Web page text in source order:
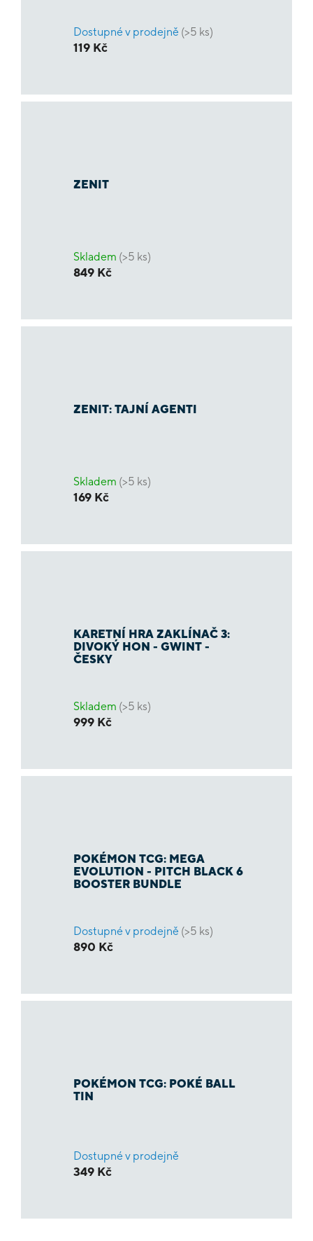
Dostupné v prodejně (>5 ks)
119 Kč
ZENIT
Skladem (>5 ks)
849 Kč
ZENIT: TAJNÍ AGENTI
Skladem (>5 ks)
169 Kč
KARETNÍ HRA ZAKLÍNAČ 3:
DIVOKÝ HON - GWINT -
ČESKY
Skladem (>5 ks)
999 Kč
POKÉMON TCG: MEGA
EVOLUTION - PITCH BLACK 6
BOOSTER BUNDLE
Dostupné v prodejně (>5 ks)
890 Kč
POKÉMON TCG: POKÉ BALL
TIN
Dostupné v prodejně
349 Kč